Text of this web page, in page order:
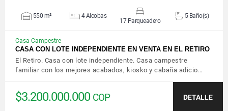
550 m² 4 Alcobas
17 Parqueadero
5 Baño(s)
Casa Campestre
CASA CON LOTE INDEPENDIENTE EN VENTA EN EL RETIRO
El Retiro. Casa con lote independiente. Casa campestre
familiar con los mejores acabados, kiosko y cabaña adicio…
$3.200.000.000 COP DETALLE